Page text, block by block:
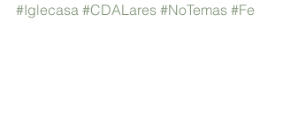
#Iglecasa #CDALares #NoTemas #Fe